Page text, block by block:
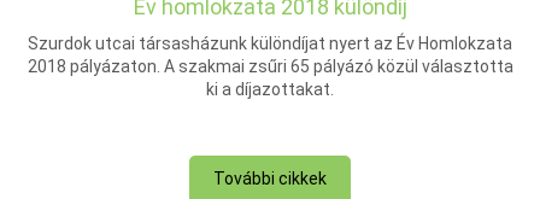
Év homlokzata 2018 különdíj
Szurdok utcai társasházunk különdíjat nyert az Év Homlokzata
2018 pályázaton. A szakmai zsűri 65 pályázó közül választotta
ki a díjazottakat.
További cikkek